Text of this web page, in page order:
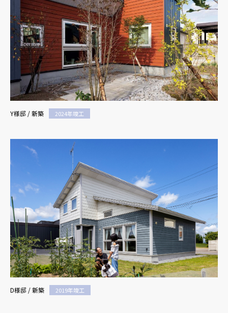
Y様邸 / 新築 2024年竣工
D様邸 / 新築 2019年竣工